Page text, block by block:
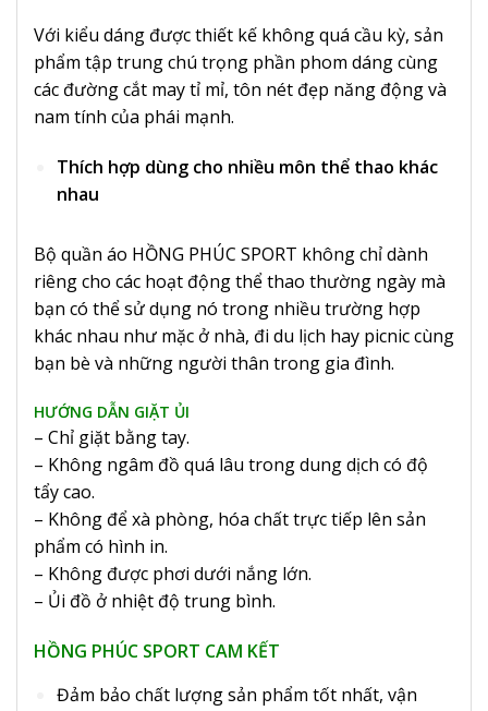
Với kiểu dáng được thiết kế không quá cầu kỳ, sản
phẩm tập trung chú trọng phần phom dáng cùng
các đường cắt may tỉ mỉ, tôn nét đẹp năng động và
nam tính của phái mạnh.
Thích hợp dùng cho nhiều môn thể thao khác
nhau
Bộ quần áo HỒNG PHÚC SPORT không chỉ dành
riêng cho các hoạt động thể thao thường ngày mà
bạn có thể sử dụng nó trong nhiều trường hợp
khác nhau như mặc ở nhà, đi du lịch hay picnic cùng
bạn bè và những người thân trong gia đình.
HƯỚNG DẪN GIẶT ỦI
– Chỉ giặt bằng tay.
– Không ngâm đồ quá lâu trong dung dịch có độ
tẩy cao.
– Không để xà phòng, hóa chất trực tiếp lên sản
phẩm có hình in.
– Không được phơi dưới nắng lớn.
– Ủi đồ ở nhiệt độ trung bình.
HỒNG PHÚC SPORT CAM KẾT
Đảm bảo chất lượng sản phẩm tốt nhất, vận